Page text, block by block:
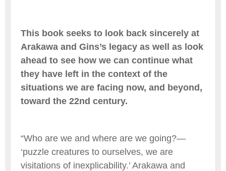
This book seeks to look back sincerely at
Arakawa and Gins’s legacy as well as look
ahead to see how we can continue what
they have left in the context of the
situations we are facing now, and beyond,
toward the 22nd century.
“Who are we and where are we going?—
‘puzzle creatures to ourselves, we are
visitations of inexplicability.’ Arakawa and